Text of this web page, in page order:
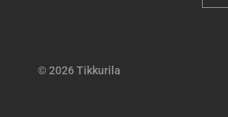
© 2026 Tikkurila